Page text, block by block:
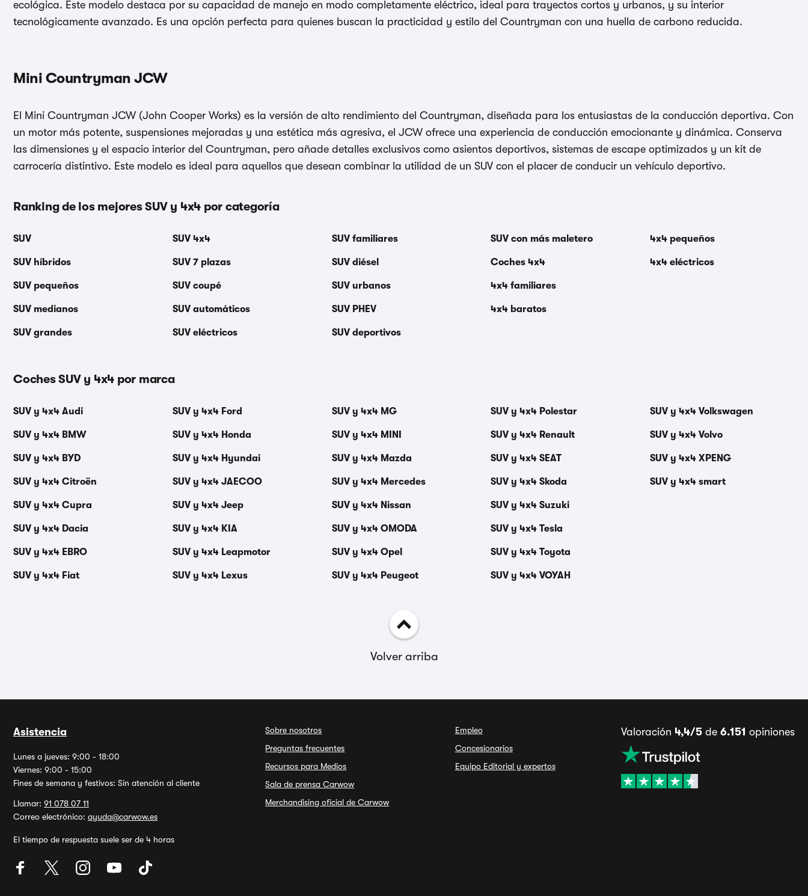
ecológica. Este modelo destaca por su capacidad de manejo en modo completamente eléctrico, ideal para trayectos cortos y urbanos, y su interior
tecnológicamente avanzado. Es una opción perfecta para quienes buscan la practicidad y estilo del Countryman con una huella de carbono reducida.
Mini Countryman JCW
El Mini Countryman JCW (John Cooper Works) es la versión de alto rendimiento del Countryman, diseñada para los entusiastas de la conducción deportiva. Con
un motor más potente, suspensiones mejoradas y una estética más agresiva, el JCW ofrece una experiencia de conducción emocionante y dinámica. Conserva
las dimensiones y el espacio interior del Countryman, pero añade detalles exclusivos como asientos deportivos, sistemas de escape optimizados y un kit de
carrocería distintivo. Este modelo es ideal para aquellos que desean combinar la utilidad de un SUV con el placer de conducir un vehículo deportivo.
Ranking de los mejores SUV y 4x4 por categoría
SUV
SUV híbridos
SUV pequeños
SUV medianos
SUV grandes
SUV 4x4
SUV 7 plazas
SUV coupé
SUV automáticos
SUV eléctricos
SUV familiares
SUV diésel
SUV urbanos
SUV PHEV
SUV deportivos
SUV con más maletero
Coches 4x4
4x4 familiares
4x4 baratos
4x4 pequeños
4x4 eléctricos
Coches SUV y 4x4 por marca
SUV y 4x4 Audi
SUV y 4x4 BMW
SUV y 4x4 BYD
SUV y 4x4 Citroën
SUV y 4x4 Cupra
SUV y 4x4 Dacia
SUV y 4x4 EBRO
SUV y 4x4 Fiat
SUV y 4x4 Ford
SUV y 4x4 Honda
SUV y 4x4 Hyundai
SUV y 4x4 JAECOO
SUV y 4x4 Jeep
SUV y 4x4 KIA
SUV y 4x4 Leapmotor
SUV y 4x4 Lexus
SUV y 4x4 MG
SUV y 4x4 MINI
SUV y 4x4 Mazda
SUV y 4x4 Mercedes
SUV y 4x4 Nissan
SUV y 4x4 OMODA
SUV y 4x4 Opel
SUV y 4x4 Peugeot
SUV y 4x4 Polestar
SUV y 4x4 Renault
SUV y 4x4 SEAT
SUV y 4x4 Skoda
SUV y 4x4 Suzuki
SUV y 4x4 Tesla
SUV y 4x4 Toyota
SUV y 4x4 VOYAH
SUV y 4x4 Volkswagen
SUV y 4x4 Volvo
SUV y 4x4 XPENG
SUV y 4x4 smart
Volver arriba
Asistencia
Lunes a jueves: 9:00 - 18:00
Viernes: 9:00 - 15:00
Fines de semana y festivos: Sin atención al cliente
Llamar: 91 078 07 11
Correo electrónico: ayuda@carwow.es
El tiempo de respuesta suele ser de 4 horas
Sobre nosotros
Preguntas frecuentes
Recursos para Medios
Sala de prensa Carwow
Merchandising oficial de Carwow
Empleo
Concesionarios
Equipo Editorial y expertos
Valoración 4,4/5de 6.151 opiniones